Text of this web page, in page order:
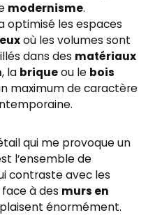
modernisme.
optimisé les espaces
où les volumes sont
dans des matériaux
, la briqueou le bois
maximum de caractère
qui me provoque un
l’ensemble de
contraste avec les
à des murs en
énormément.